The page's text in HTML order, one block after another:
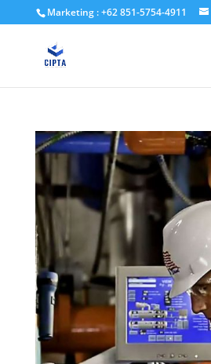
Marketing : +62 851-5754-4911